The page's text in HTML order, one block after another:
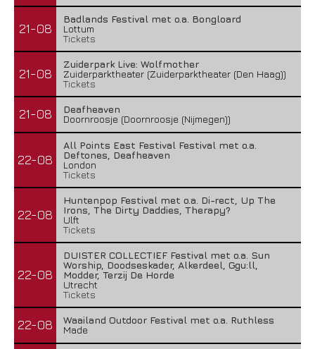
21-08
Badlands Festival met o.a. Bongloard
Lottum
Tickets
21-08
Zuiderpark Live: Wolfmother
Zuiderparktheater (Zuiderparktheater (Den Haag))
Tickets
21-08
Deafheaven
Doornroosje (Doornroosje (Nijmegen))
22-08
All Points East Festival Festival met o.a.
Deftones, Deafheaven
London
Tickets
22-08
Huntenpop Festival met o.a. Di-rect, Up The
Irons, The Dirty Daddies, Therapy?
Ulft
Tickets
22-08
DUISTER COLLECTIEF Festival met o.a. Sun
Worship, Doodseskader, Alkerdeel, Ggu:ll,
Modder, Terzij De Horde
Utrecht
Tickets
22-08
Waailand Outdoor Festival met o.a. Ruthless
Made